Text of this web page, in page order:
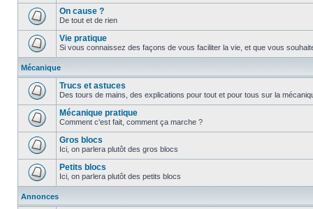
On cause ?
De tout et de rien
Vie pratique
Si vous connaissez des façons de vous faciliter la vie, et que vous
Mécanique
Trucs et astuces
Des tours de mains, des explications pour tout et pour tous sur la
Mécanique pratique
Comment c'est fait, comment ça marche ?
Gros blocs
Ici, on parlera plutôt des gros blocs
Petits blocs
Ici, on parlera plutôt des petits blocs
Annonces